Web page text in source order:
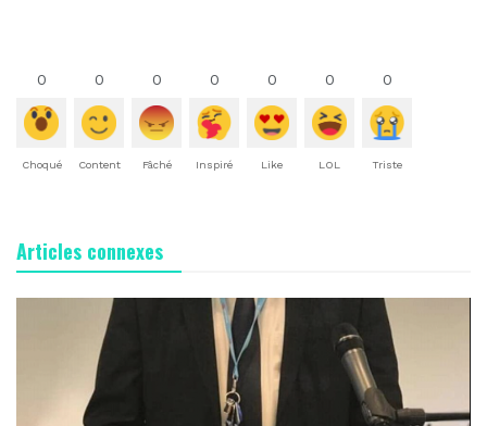
0
Choqué
0
Content
0
Fâché
0
Inspiré
0
Like
0
LOL
0
Triste
Articles connexes